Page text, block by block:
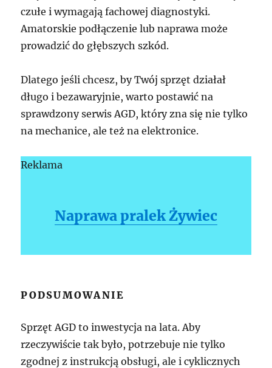
czułe i wymagają fachowej diagnostyki.
Amatorskie podłączenie lub naprawa może
prowadzić do głębszych szkód.
Dlatego jeśli chcesz, by Twój sprzęt działał
długo i bezawaryjnie, warto postawić na
sprawdzony serwis AGD, który zna się nie tylko
na mechanice, ale też na elektronice.
Reklama
Naprawa pralek Żywiec
PODSUMOWANIE
Sprzęt AGD to inwestycja na lata. Aby
rzeczywiście tak było, potrzebuje nie tylko
zgodnej z instrukcją obsługi, ale i cyklicznych